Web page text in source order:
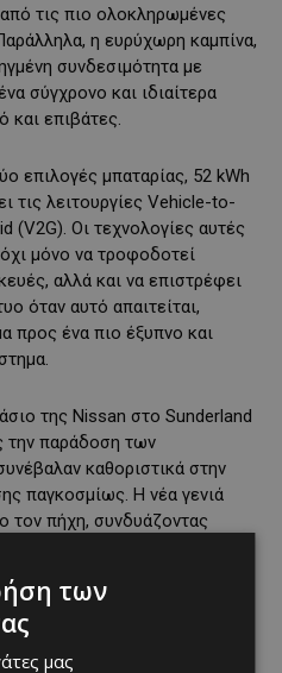
τις πιο ολοκληρωμένες
η ευρύχωρη καμπίνα,
συνδεσιμότητα με
σύγχρονο και ιδιαίτερα
και επιβάτες.
επιλογές μπαταρίας, 52 kWh
τις λειτουργίες Vehicle-to-
(V2G). Οι τεχνολογίες αυτές
μόνο να τροφοδοτεί
αλλά και να επιστρέφει
όταν αυτό απαιτείται,
προς ένα πιο έξυπνο και
της Nissan στο Sunderland
την παράδοση των
καθοριστικά στην
παγκοσμίως. Η νέα γενιά
τον πήχη, συνδυάζοντας
αυτονομία, υψηλή ποιότητα
τιμή.
των
μας